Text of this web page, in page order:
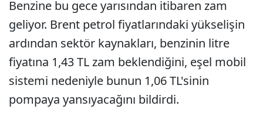
Benzine bu gece yarısından itibaren zam
geliyor. Brent petrol fiyatlarındaki yükselişin
ardından sektör kaynakları, benzinin litre
fiyatına 1,43 TL zam beklendiğini, eşel mobil
sistemi nedeniyle bunun 1,06 TL'sinin
pompaya yansıyacağını bildirdi.